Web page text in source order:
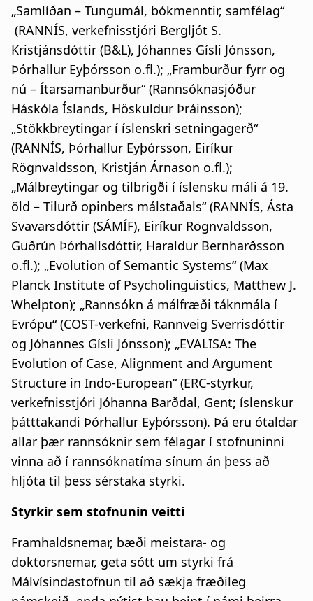
„Samlíðan – Tungumál, bókmenntir, samfélag“
(RANNÍS, verkefnisstjóri Bergljót S.
Kristjánsdóttir (B&L), Jóhannes Gísli Jónsson,
Þórhallur Eyþórsson o.fl.); „Framburður fyrr og
nú – Ítarsamanburður“ (Rannsóknasjóður
Háskóla Íslands, Höskuldur Þráinsson);
„Stökkbreytingar í íslenskri setningagerð“
(RANNÍS, Þórhallur Eyþórsson, Eiríkur
Rögnvaldsson, Kristján Árnason o.fl.);
„Málbreytingar og tilbrigði í íslensku máli á 19.
öld – Tilurð opinbers málstaðals“ (RANNÍS, Ásta
Svavarsdóttir (SÁMÍF), Eiríkur Rögnvaldsson,
Guðrún Þórhallsdóttir, Haraldur Bernharðsson
o.fl.); „Evolution of Semantic Systems“ (Max
Planck Institute of Psycholinguistics, Matthew J.
Whelpton); „Rannsókn á málfræði táknmála í
Evrópu“ (COST-verkefni, Rannveig Sverrisdóttir
og Jóhannes Gísli Jónsson); „EVALISA: The
Evolution of Case, Alignment and Argument
Structure in Indo-European“ (ERC-styrkur,
verkefnisstjóri Jóhanna Barðdal, Gent; íslenskur
þátttakandi Þórhallur Eyþórsson). Þá eru ótaldar
allar þær rannsóknir sem félagar í stofnuninni
vinna að í rannsóknatíma sínum án þess að
hljóta til þess sérstaka styrki.
Styrkir sem stofnunin veitti
Framhaldsnemar, bæði meistara- og
doktorsnemar, geta sótt um styrki frá
Málvísindastofnun til að sækja fræðileg